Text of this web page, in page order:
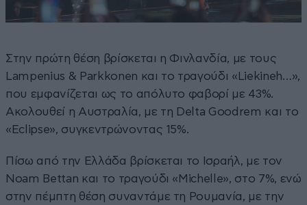
Στην πρώτη θέση βρίσκεται η Φινλανδία, με τους
Lampenius & Parkkonen και το τραγούδι «Liekineh…»,
που εμφανίζεται ως το απόλυτο φαβορί με 43%.
Ακολουθεί η Αυστραλία, με τη Delta Goodrem και το
«Eclipse», συγκεντρώνοντας 15%.
Πίσω από την Ελλάδα βρίσκεται το Ισραήλ, με τον
Noam Bettan και το τραγούδι «Michelle», στο 7%, ενώ
στην πέμπτη θέση συναντάμε τη Ρουμανία, με την